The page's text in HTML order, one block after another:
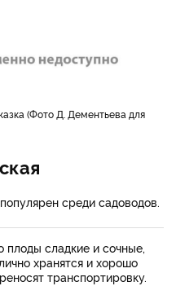
среди садоводов.
плоды сладкие и сочные,
хранятся и хорошо
транспортировку.